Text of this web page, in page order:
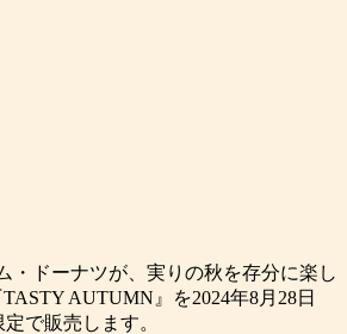
・ドーナツが、実りの秋を存分に楽し
AUTUMN』を2024年8月28日
で販売します。